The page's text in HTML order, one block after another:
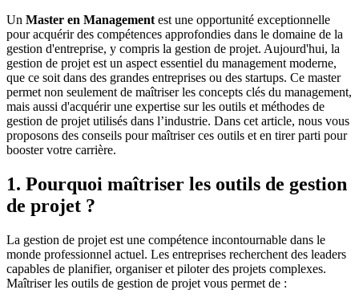
Un Master en Management est une opportunité exceptionnelle
pour acquérir des compétences approfondies dans le domaine de la
gestion d'entreprise, y compris la gestion de projet. Aujourd'hui, la
gestion de projet est un aspect essentiel du management moderne,
que ce soit dans des grandes entreprises ou des startups. Ce master
permet non seulement de maîtriser les concepts clés du management,
mais aussi d'acquérir une expertise sur les outils et méthodes de
gestion de projet utilisés dans l’industrie. Dans cet article, nous vous
proposons des conseils pour maîtriser ces outils et en tirer parti pour
booster votre carrière.
1. Pourquoi maîtriser les outils de gestion
de projet ?
La gestion de projet est une compétence incontournable dans le
monde professionnel actuel. Les entreprises recherchent des leaders
capables de planifier, organiser et piloter des projets complexes.
Maîtriser les outils de gestion de projet vous permet de :